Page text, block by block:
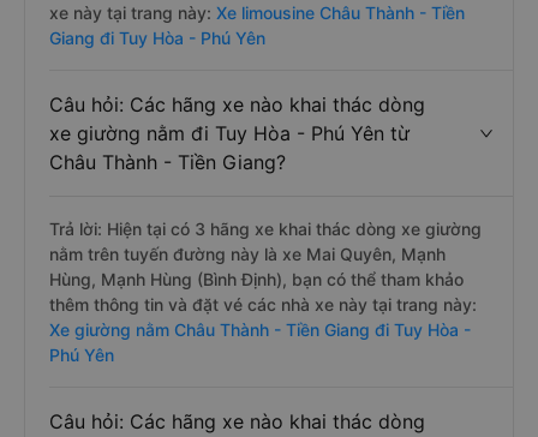
xe này tại trang này: Xe limousine Châu Thành - Tiền
Giang đi Tuy Hòa - Phú Yên
Câu hỏi: Các hãng xe nào khai thác dòng
xe giường nằm đi Tuy Hòa - Phú Yên từ
Châu Thành - Tiền Giang?
Trả lời: Hiện tại có 3 hãng xe khai thác dòng xe giường
nằm trên tuyến đường này là xe Mai Quyên, Mạnh
Hùng, Mạnh Hùng (Bình Định), bạn có thể tham khảo
thêm thông tin và đặt vé các nhà xe này tại trang này:
Xe giường nằm Châu Thành - Tiền Giang đi Tuy Hòa -
Phú Yên
Câu hỏi: Các hãng xe nào khai thác dòng